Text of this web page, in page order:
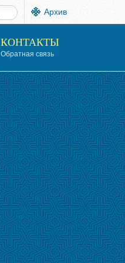
Архив
КОНТАКТЫ
Обратная связь